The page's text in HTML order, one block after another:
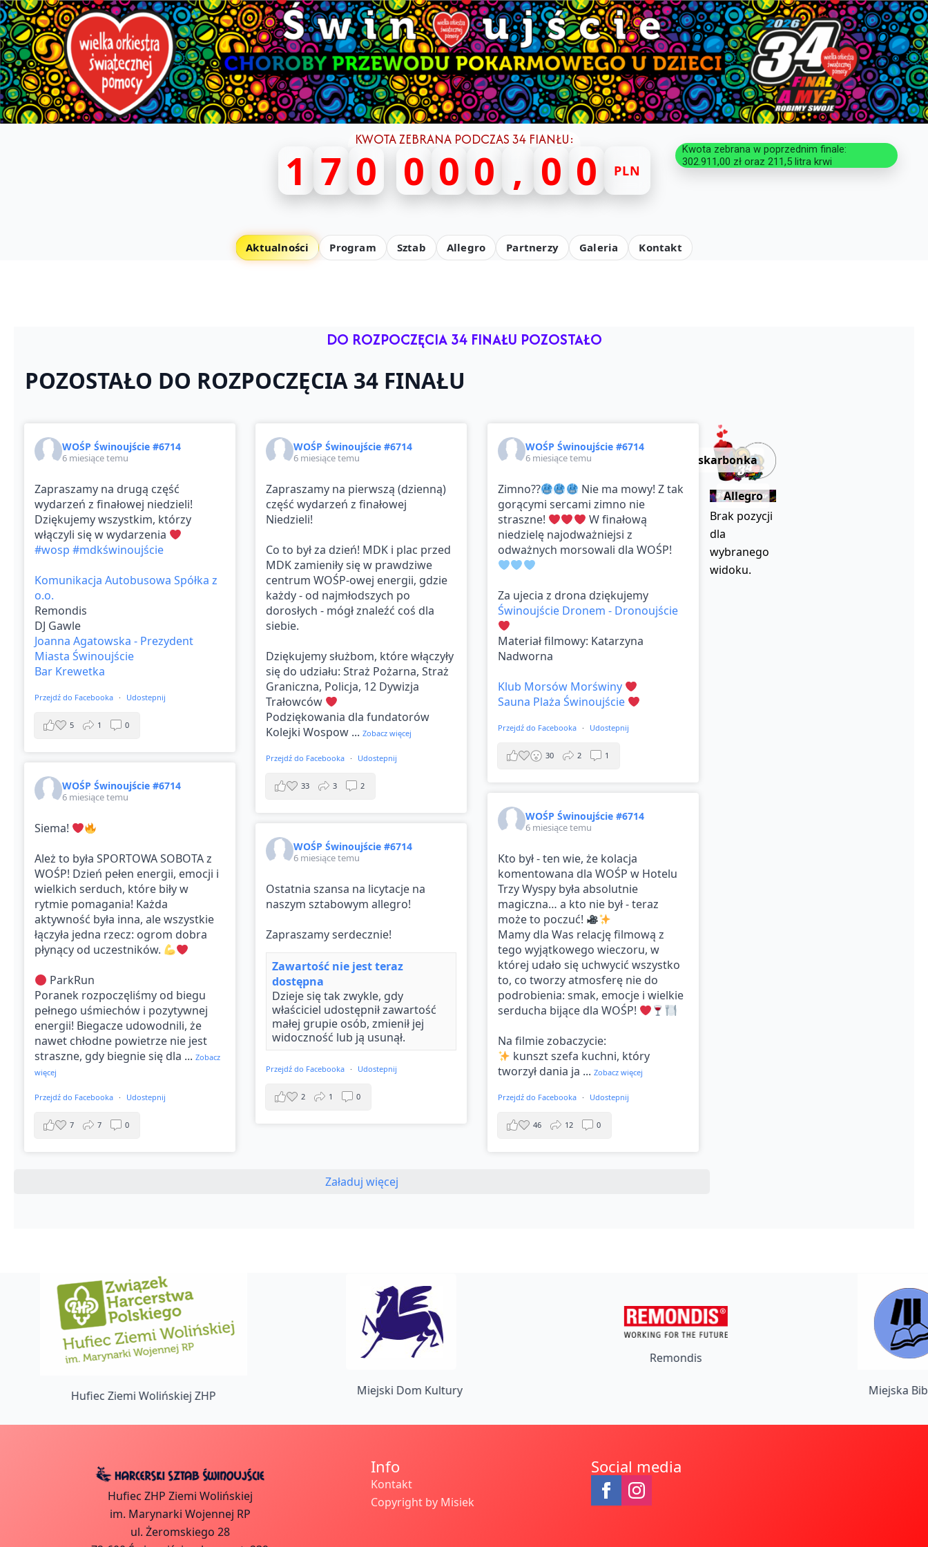
KWOTA ZEBRANA PODCZAS 34 FIANŁU:
1 7 0 0 0 0 , 0 0 PLN
Kwota zebrana w poprzednim finale:
302.911,00 zł oraz 211,5 litra krwi
Aktualności Program Sztab Allegro Partnerzy Galeria Kontakt
DO ROZPOCZĘCIA 34 FINAŁU POZOSTAŁO
POZOSTAŁO DO ROZPOCZĘCIA 34 FINAŁU
WOŚP Świnoujście #6714
6 miesiące temu
Zapraszamy na drugą część
wydarzeń z finałowej niedzieli!
Dziękujemy wszystkim, którzy
włączyli się w wydarzenia
#wosp #mdkświnoujście
Komunikacja Autobusowa Spółka z
o.o.
Remondis
DJ Gawle
Joanna Agatowska - Prezydent
Miasta Świnoujście
Bar Krewetka
Przejdź do Facebooka · Udostepnij
5 1 0
WOŚP Świnoujście #6714
6 miesiące temu
Zapraszamy na pierwszą (dzienną)
część wydarzeń z finałowej
Niedzieli!
Co to był za dzień! MDK i plac przed
MDK zamieniły się w prawdziwe
centrum WOŚP-owej energii, gdzie
każdy - od najmłodszych po
dorosłych - mógł znaleźć coś dla
siebie.
Dziękujemy służbom, które włączyły
się do udziału: Straż Pożarna, Straż
Graniczna, Policja, 12 Dywizja
Trałowców
Podziękowania dla fundatorów
Kolejki Wospow ...Zobacz więcej
Przejdź do Facebooka · Udostepnij
33 3 2
WOŚP Świnoujście #6714
6 miesiące temu
Zimno??
Nie ma mowy! Z tak
gorącymi sercami zimno nie
straszne!
W finałową
niedzielę najodważniejsi z
odważnych morsowali dla WOŚP!
Za ujecia z drona dziękujemy
Świnoujście Dronem - Dronoujście
Materiał filmowy: Katarzyna
Nadworna
Klub Morsów Morświny
Sauna Plaża Świnoujście
Przejdź do Facebooka · Udostepnij
30 2 1
WOŚP Świnoujście #6714
6 miesiące temu
Siema!
Ależ to była SPORTOWA SOBOTA z
WOŚP! Dzień pełen energii, emocji i
wielkich serduch, które biły w
rytmie pomagania! Każda
aktywność była inna, ale wszystkie
łączyła jedna rzecz: ogrom dobra
płynący od uczestników.
ParkRun
Poranek rozpoczęliśmy od biegu
pełnego uśmiechów i pozytywnej
energii! Biegacze udowodnili, że
nawet chłodne powietrze nie jest
straszne, gdy biegnie się dla ...Zobacz
więcej
Przejdź do Facebooka · Udostepnij
7 7 0
WOŚP Świnoujście #6714
6 miesiące temu
Kto był - ten wie, że kolacja
komentowana dla WOŚP w Hotelu
Trzy Wyspy była absolutnie
magiczna… a kto nie był - teraz
może to poczuć!
Mamy dla Was relację filmową z
tego wyjątkowego wieczoru, w
której udało się uchwycić wszystko
to, co tworzy atmosferę nie do
podrobienia: smak, emocje i wielkie
serducha bijące dla WOŚP!
Na filmie zobaczycie:
kunszt szefa kuchni, który
tworzył dania ja ...Zobacz więcej
Przejdź do Facebooka · Udostepnij
46 12 0
WOŚP Świnoujście #6714
6 miesiące temu
Ostatnia szansa na licytacje na
naszym sztabowym allegro!
Zapraszamy serdecznie!
Zawartość nie jest teraz
dostępna
Dzieje się tak zwykle, gdy
właściciel udostępnił zawartość
małej grupie osób, zmienił jej
widoczność lub ją usunął.
Przejdź do Facebooka · Udostepnij
2 1 0
Załaduj więcej
eskarbonka
Allegro
Brak pozycji
dla
wybranego
widoku.
Hufiec Ziemi Wolińskiej ZHP Miejski Dom Kultury
Remondis
Miejska
Hufiec ZHP Ziemi Wolińskiej
im. Marynarki Wojennej RP
ul. Żeromskiego 28
Info
Kontakt
Copyright by Misiek
Social media